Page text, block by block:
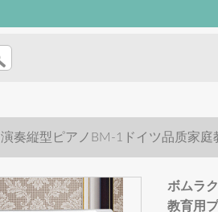
奏縦型ピアノBM-1ドイツ品质家
ボムラ
教育用